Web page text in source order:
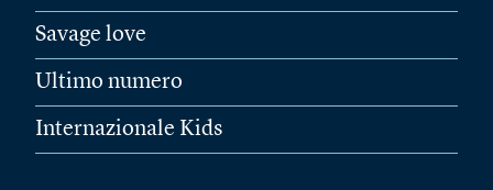
Savage love
Ultimo numero
Internazionale Kids